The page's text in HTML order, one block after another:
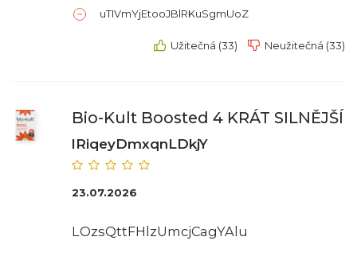
uTIVmYjEtooJBlRKuSgmUoZ
Užitečná (33) Neužitečná (33)
Bio-Kult Boosted 4 KRÁT SILNĚJŠÍ
lRiqeyDmxqnLDkjY
23.07.2026
LOzsQttFHlzUmcjCagYAlu